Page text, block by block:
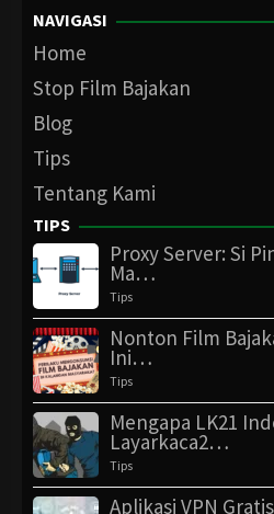
NAVIGASI
Home
Stop Film Bajakan
Blog
Tips
Tentang Kami
TIPS
Proxy Server: Si
Ma…
Tips
Nonton Film
Ini…
Tips
Mengapa LK21
Layarkaca2…
Tips
Aplikasi VPN